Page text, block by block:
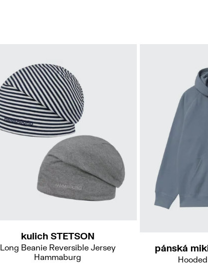
kulich STETSON
Long Beanie Reversible Jersey
Hammaburg
pánská